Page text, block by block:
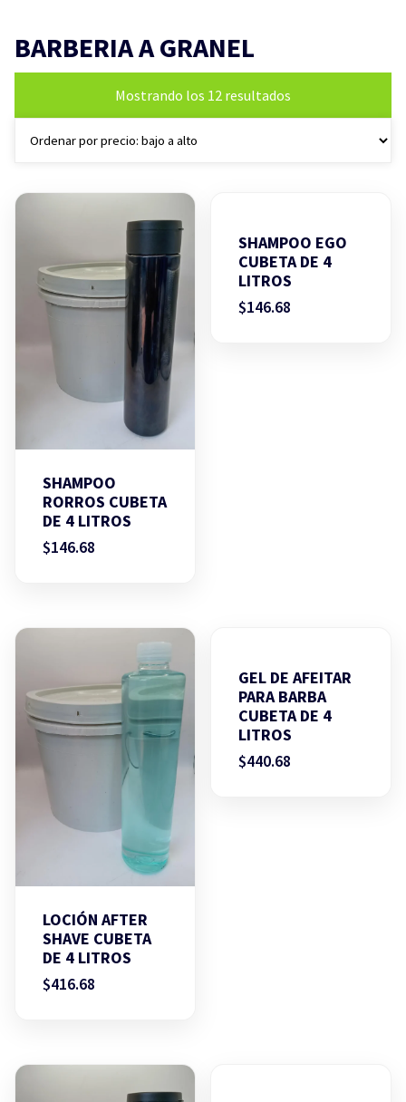
BARBERIA A GRANEL
Mostrando los 12 resultados
por
SHAMPOO
RORROS CUBETA
DE 4 LITROS
$146.68
SHAMPOO EGO
CUBETA DE 4
LITROS
$146.68
LOCIÓN AFTER
SHAVE CUBETA
DE 4 LITROS
$416.68
GEL DE AFEITAR
PARA BARBA
CUBETA DE 4
LITROS
$440.68